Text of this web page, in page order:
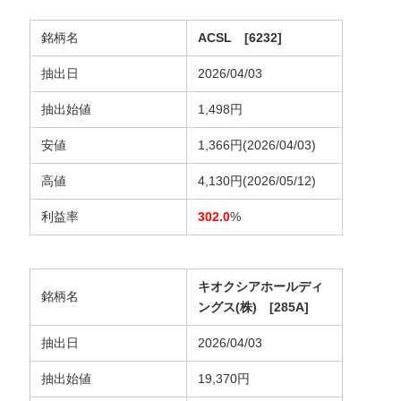
銘柄名 ACSL [6232]
抽出日 2026/04/03
抽出始値 1,498円
安値 1,366円(2026/04/03)
高値 4,130円(2026/05/12)
利益率 302.0%
銘柄名
キオクシアホールディ
ングス(株) [285A]
抽出日 2026/04/03
抽出始値 19,370円